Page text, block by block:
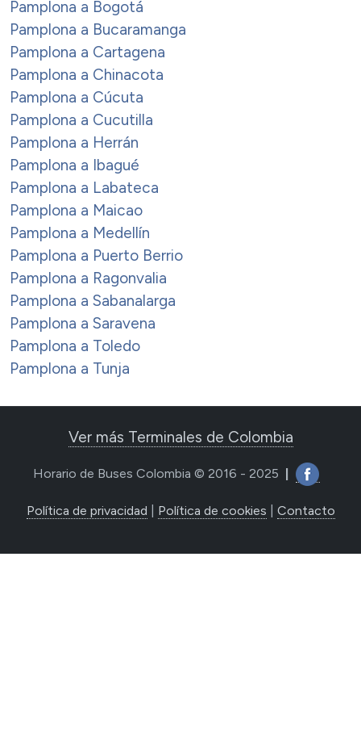
Pamplona a Bogotá
Pamplona a Bucaramanga
Pamplona a Cartagena
Pamplona a Chinacota
Pamplona a Cúcuta
Pamplona a Cucutilla
Pamplona a Herrán
Pamplona a Ibagué
Pamplona a Labateca
Pamplona a Maicao
Pamplona a Medellín
Pamplona a Puerto Berrio
Pamplona a Ragonvalia
Pamplona a Sabanalarga
Pamplona a Saravena
Pamplona a Toledo
Pamplona a Tunja
Ver más Terminales de Colombia
Horario de Buses Colombia © 2016 - 2025
Política de privacidad Política de cookies Contacto